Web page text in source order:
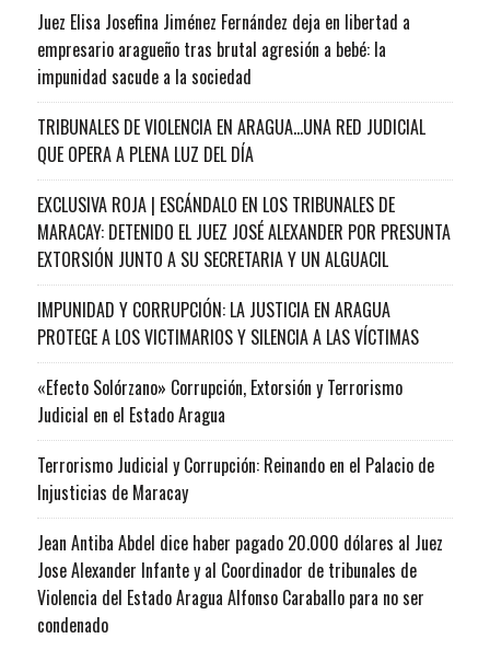
Juez Elisa Josefina Jiménez Fernández deja en libertad a
empresario aragueño tras brutal agresión a bebé: la
impunidad sacude a la sociedad
TRIBUNALES DE VIOLENCIA EN ARAGUA…UNA RED JUDICIAL
QUE OPERA A PLENA LUZ DEL DÍA
EXCLUSIVA ROJA | ESCÁNDALO EN LOS TRIBUNALES DE
MARACAY: DETENIDO EL JUEZ JOSÉ ALEXANDER POR PRESUNTA
EXTORSIÓN JUNTO A SU SECRETARIA Y UN ALGUACIL
IMPUNIDAD Y CORRUPCIÓN: LA JUSTICIA EN ARAGUA
PROTEGE A LOS VICTIMARIOS Y SILENCIA A LAS VÍCTIMAS
«Efecto Solórzano» Corrupción, Extorsión y Terrorismo
Judicial en el Estado Aragua
Terrorismo Judicial y Corrupción: Reinando en el Palacio de
Injusticias de Maracay
Jean Antiba Abdel dice haber pagado 20.000 dólares al Juez
Jose Alexander Infante y al Coordinador de tribunales de
Violencia del Estado Aragua Alfonso Caraballo para no ser
condenado